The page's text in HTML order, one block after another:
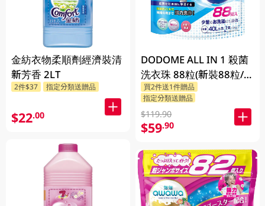
金紡衣物柔順劑經濟裝清
新芳香 2LT
2件$37 指定分類送贈品
$22.00
DODOME ALL IN 1 殺菌
洗衣珠 88粒(新裝88粒/舊
裝72粒隨機發貨)
買2件送1件贈品
指定分類送贈品
$119.90
$59.90